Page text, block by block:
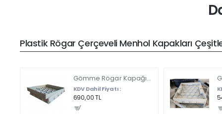
Plastik Rögar Çerçeveli Menhol Kapakları
Gömme Rögar Kapağı - Seramik - Fayans Ve Mermer Zeminlerde - Gizli Çerçeve Kapak Çift Kulplu 45 X 45
KDV Dahil Fiyatı :
690,00 TL